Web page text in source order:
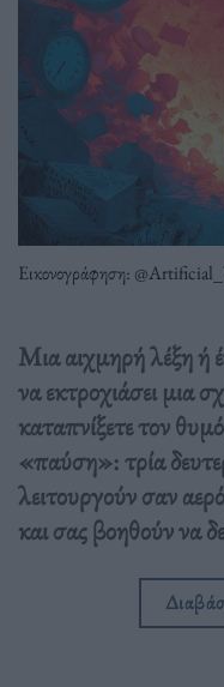
Εικονογράφηση:
Μια αιχμηρή λέξη ή
να εκτροχιάσει μια
καταπνίξετε τον
«παύση»: τρία
λειτουργούν σαν
και σας βοηθούν να